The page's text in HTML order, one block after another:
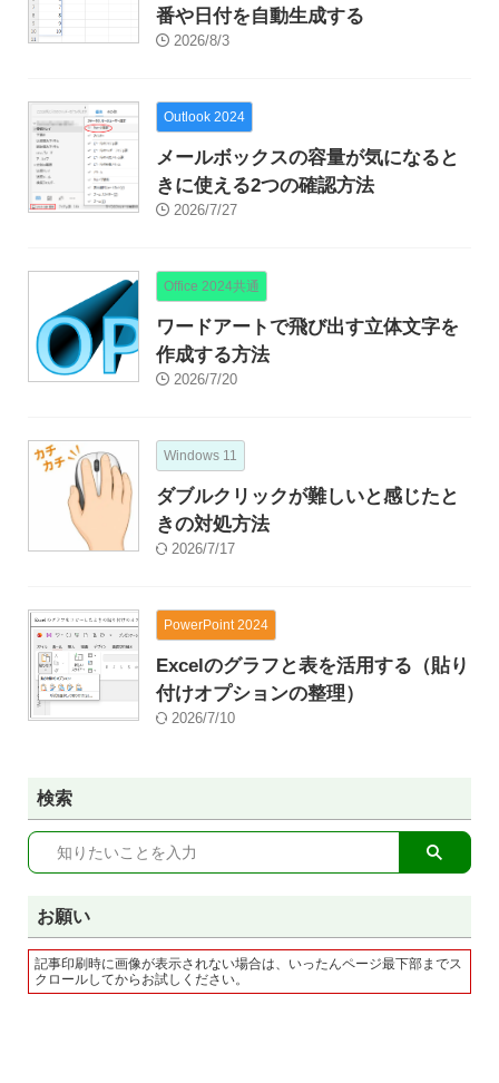
番や日付を自動生成する
2026/8/3
Outlook 2024
メールボックスの容量が気になると
きに使える2つの確認方法
2026/7/27
Office 2024共通
ワードアートで飛び出す立体文字を
作成する方法
2026/7/20
Windows 11
ダブルクリックが難しいと感じたと
きの対処方法
2026/7/17
PowerPoint 2024
Excelのグラフと表を活用する（貼り
付けオプションの整理）
2026/7/10
検索
お願い
記事印刷時に画像が表示されない場合は、いったんページ最下部までス
クロールしてからお試しください。